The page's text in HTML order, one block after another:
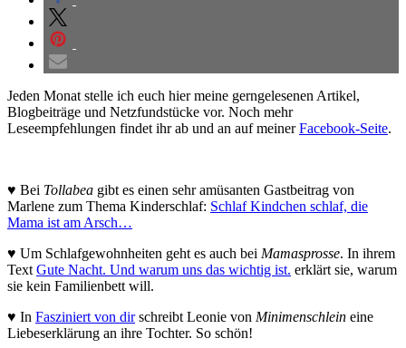
Jeden Monat stelle ich euch hier meine gerngelesenen Artikel,
Blogbeiträge und Netzfundstücke vor. Noch mehr
Leseempfehlungen findet ihr ab und an auf meinerFacebook-Seite.
♥ Bei Tollabea gibt es einen sehr amüsanten Gastbeitrag von
Marlene zum Thema Kinderschlaf: Schlaf Kindchen schlaf, die
Mama ist am Arsch…
♥ Um Schlafgewohnheiten geht es auch bei Mamasprosse. In ihrem
Text Gute Nacht. Und warum uns das wichtig ist. erklärt sie, warum
sie kein Familienbett will.
♥ In Fasziniert von dirschreibt Leonie von Minimenschlein eine
Liebeserklärung an ihre Tochter. So schön!